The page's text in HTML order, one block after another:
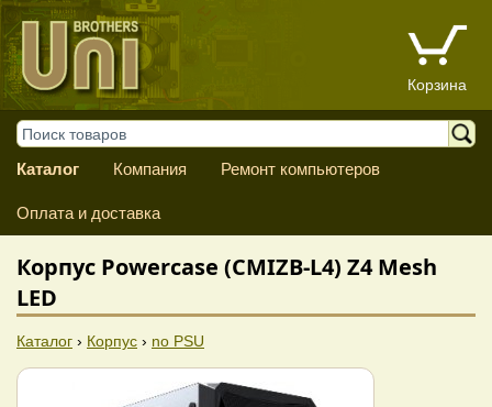
Корзина
Каталог Компания Ремонт компьютеров
Оплата и доставка
Корпус Powercase (CMIZB-L4) Z4 Mesh
LED
Каталог › Корпус › no PSU